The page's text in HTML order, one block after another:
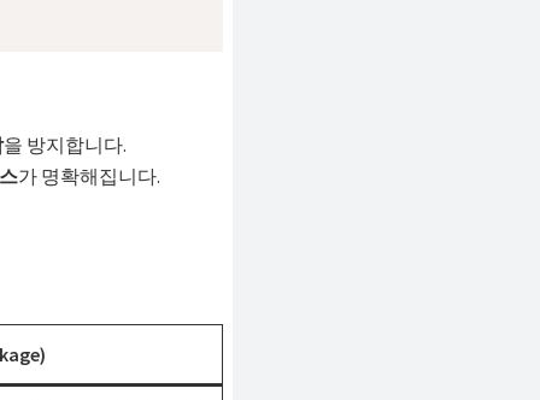
을 방지합니다.
가 명확해집니다.